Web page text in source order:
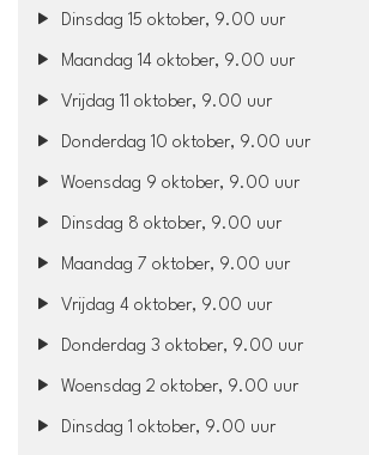
Dinsdag 15 oktober, 9.00 uur
Maandag 14 oktober, 9.00 uur
Vrijdag 11 oktober, 9.00 uur
Donderdag 10 oktober, 9.00 uur
Woensdag 9 oktober, 9.00 uur
Dinsdag 8 oktober, 9.00 uur
Maandag 7 oktober, 9.00 uur
Vrijdag 4 oktober, 9.00 uur
Donderdag 3 oktober, 9.00 uur
Woensdag 2 oktober, 9.00 uur
Dinsdag 1 oktober, 9.00 uur